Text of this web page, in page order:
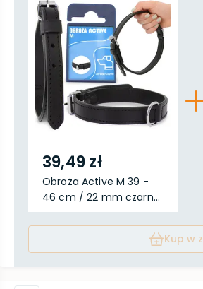
39,49 zł
Obroża Active M 39 -
46 cm / 22 mm czarn...
Kup w